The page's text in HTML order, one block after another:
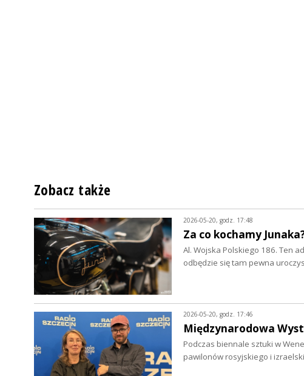
Zobacz także
2026-05-20, godz. 17:48
Za co kochamy
Al. Wojska Polskiego 186. Ten
odbędzie się tam pewna
2026-05-20, godz. 17:46
Międzynarodowa
Podczas biennale sztuki w
pawilonów rosyjskiego i